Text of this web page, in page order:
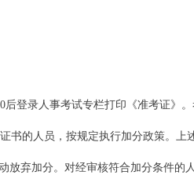
登录人事考试专栏打印《准考证》
的人员，按规定执行加分政策。上
弃加分。对经审核符合加分条件